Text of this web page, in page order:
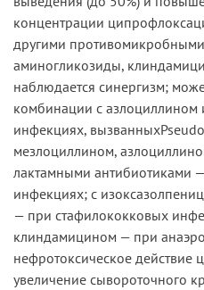
концентрации
другими
аминогликозиды,
наблюдается синергизм;
комбинации с
инфекциях,
мезлоциллином,
лактамными антибиотиками
инфекциях; с
— при стафилококковых
клиндамицином — при
нефротоксическое действие
увеличение сывороточного